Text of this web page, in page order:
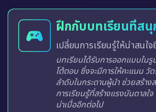
ฝึกกับบทเรียนที่สนุ
เปลี่ยนการเรียนรู้ให้น่าสนใ
บทเรียนได้รับการออกแบบใน
โต้ตอบ ซึ่งจะมีการให้คะแนน วั
ลำดับในกระดานผู้นำ ช่วยสร้า
การเรียนรู้ที่สร้างแรงบันดาลใ
น่าเบื่ออีกต่อไป